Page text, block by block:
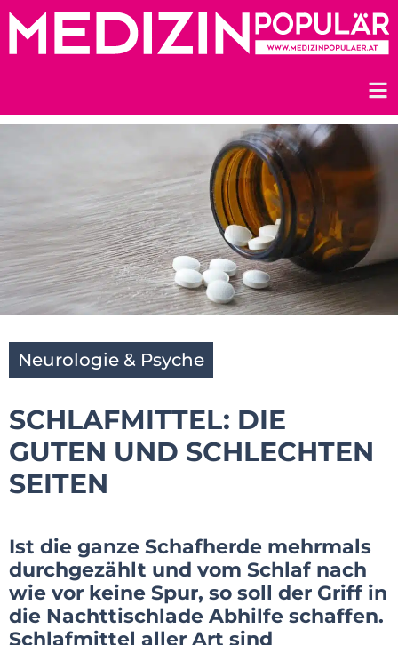
Zum
Inhalt
Neurologie & Psyche
SCHLAFMITTEL: DIE
GUTEN UND SCHLECHTEN
SEITEN
Ist die ganze Schafherde mehrmals
durchgezählt und vom Schlaf nach
wie vor keine Spur, so soll der Griff in
die Nachttischlade Abhilfe schaffen.
Schlafmittel aller Art sind